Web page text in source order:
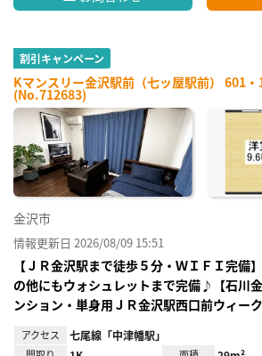
割引キャンペーン
Kマンスリー金沢駅前（七ッ屋駅前） 601・
(No.712683)
金沢市
情報更新日 2026/08/09 15:51
【ＪＲ金沢駅まで徒歩５分・ＷＩＦＩ完備
の他にもウォシュレットまで完備♪【石川
ンション・単身用ＪＲ金沢駅西口前ウィー
アクセス 七尾線「中津幡駅」